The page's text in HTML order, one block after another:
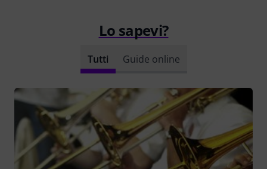
Lo sapevi?
Tutti Guide online